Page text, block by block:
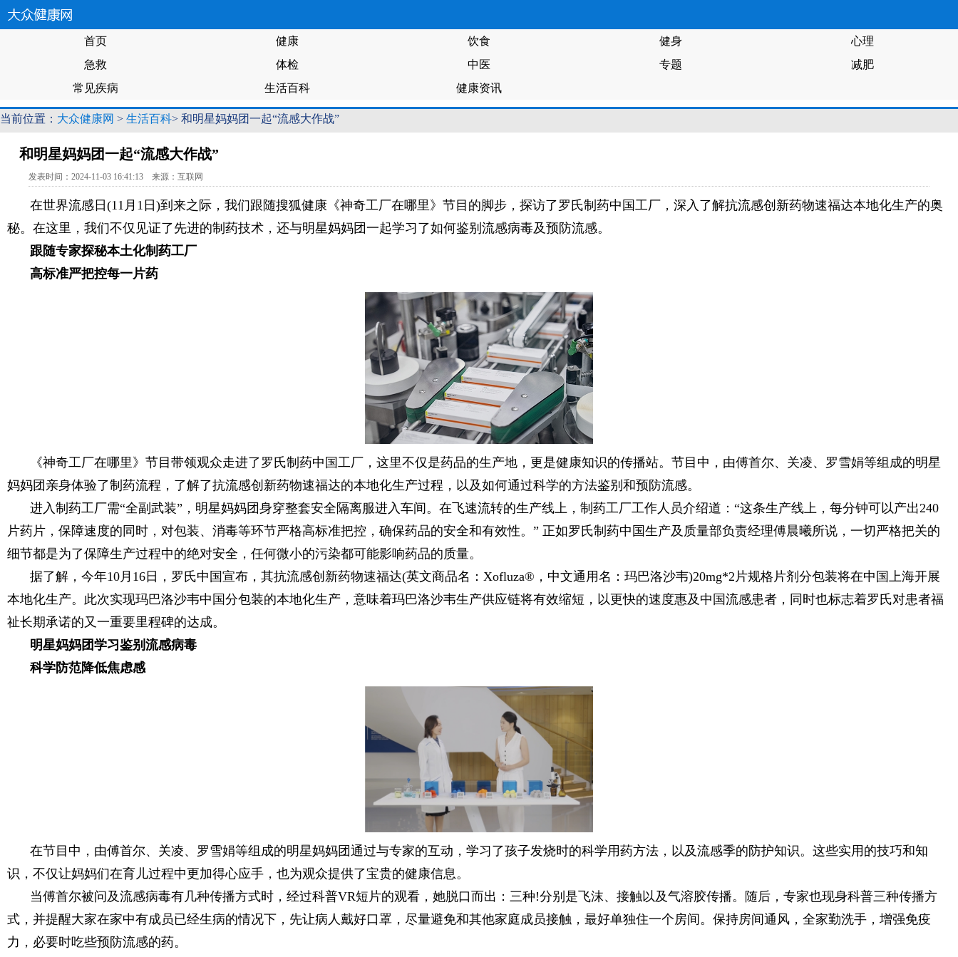
首页 健康 饮食 健身
心理
急救
体检 中医 专题
减肥
常见疾病
生活百科 健康资讯
当前位置： 大众健康网 > 生活百科> 和明星妈妈团一起“流感大作战”
和明星妈妈团一起“流感大作战”
发表时间：2024-11-03 16:41:13 来源：互联网
在世界流感日(11月1日)到来之际，我们跟随搜狐健康《神奇工厂在哪里》节目的脚步，探访了罗氏制药中国工厂，深入了解抗流感创新药物速福达本地化生产的奥
秘。在这里，我们不仅见证了先进的制药技术，还与明星妈妈团一起学习了如何鉴别流感病毒及预防流感。
跟随专家探秘本土化制药工厂
高标准严把控每一片药
《神奇工厂在哪里》节目带领观众走进了罗氏制药中国工厂，这里不仅是药品的生产地，更是健康知识的传播站。节目中，由傅首尔、关凌、罗雪娟等组成的明星
妈妈团亲身体验了制药流程，了解了抗流感创新药物速福达的本地化生产过程，以及如何通过科学的方法鉴别和预防流感。
进入制药工厂需“全副武装”，明星妈妈团身穿整套安全隔离服进入车间。在飞速流转的生产线上，制药工厂工作人员介绍道：“这条生产线上，每分钟可以产出240
片药片，保障速度的同时，对包装、消毒等环节严格高标准把控，确保药品的安全和有效性。” 正如罗氏制药中国生产及质量部负责经理傅晨曦所说，一切严格把关的
细节都是为了保障生产过程中的绝对安全，任何微小的污染都可能影响药品的质量。
据了解，今年10月16日，罗氏中国宣布，其抗流感创新药物速福达(英文商品名：Xofluza®，中文通用名：玛巴洛沙韦)20mg*2片规格片剂分包装将在中国上海开展
本地化生产。此次实现玛巴洛沙韦中国分包装的本地化生产，意味着玛巴洛沙韦生产供应链将有效缩短，以更快的速度惠及中国流感患者，同时也标志着罗氏对患者福
祉长期承诺的又一重要里程碑的达成。
明星妈妈团学习鉴别流感病毒
科学防范降低焦虑感
在节目中，由傅首尔、关凌、罗雪娟等组成的明星妈妈团通过与专家的互动，学习了孩子发烧时的科学用药方法，以及流感季的防护知识。这些实用的技巧和知
识，不仅让妈妈们在育儿过程中更加得心应手，也为观众提供了宝贵的健康信息。
当傅首尔被问及流感病毒有几种传播方式时，经过科普VR短片的观看，她脱口而出：三种!分别是飞沫、接触以及气溶胶传播。随后，专家也现身科普三种传播方
式，并提醒大家在家中有成员已经生病的情况下，先让病人戴好口罩，尽量避免和其他家庭成员接触，最好单独住一个房间。保持房间通风，全家勤洗手，增强免疫
力，必要时吃些预防流感的药。